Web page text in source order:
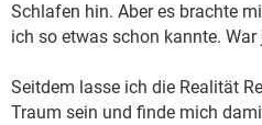
Schlafen hin. Aber es brachte
ich so etwas schon kannte.
Seitdem lasse ich die Realität
Traum sein und finde mich